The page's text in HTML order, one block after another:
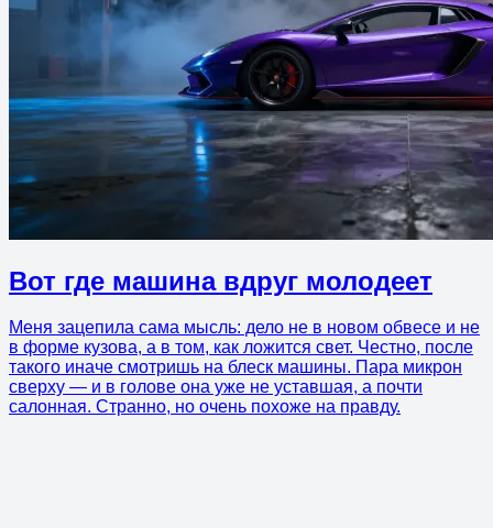
Вот где машина вдруг молодеет
Меня зацепила сама мысль: дело не в новом обвесе и не
в форме кузова, а в том, как ложится свет. Честно, после
такого иначе смотришь на блеск машины. Пара микрон
сверху — и в голове она уже не уставшая, а почти
салонная. Странно, но очень похоже на правду.